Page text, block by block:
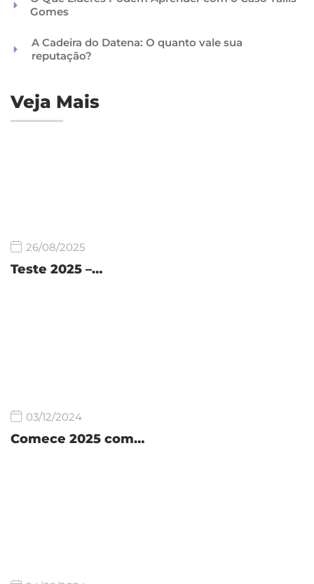
Gomes
A Cadeira do Datena: O quanto vale sua
reputação?
Veja Mais
26/08/2025
Teste 2025 –…
03/12/2024
Comece 2025 com…